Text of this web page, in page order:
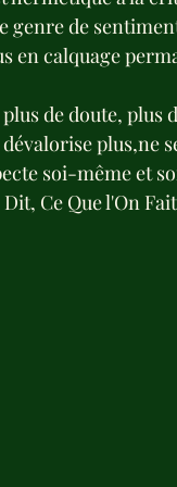
genre de
en calquage
de doute, plus
plus,ne
soi-même et
Ce Que l'On Fait